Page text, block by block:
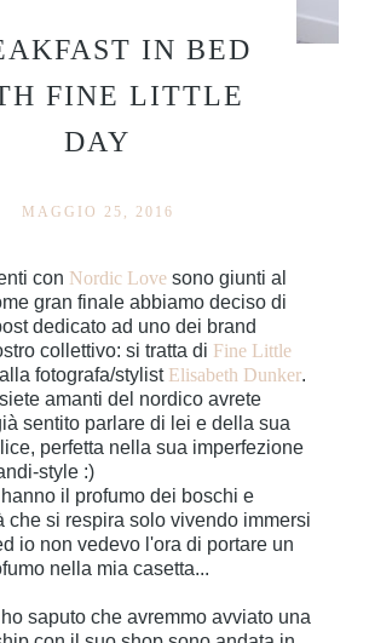
IN BED
FINE LITTLE
DAY
MAGGIO 25, 2016
con Nordic Love sono giunti al
gran finale abbiamo deciso di
dedicato ad uno dei brand
collettivo: si tratta di Fine Little
fotografa/stylist Elisabeth Dunker.
amanti del nordico avrete
sentito parlare di lei e della sua
perfetta nella sua imperfezione
style :)
hanno il profumo dei boschi e
che si respira solo vivendo immersi
io non vedevo l'ora di portare un
nella mia casetta...
saputo che avremmo avviato una